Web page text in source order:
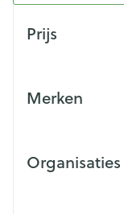
Prijs
Merken
Organisaties